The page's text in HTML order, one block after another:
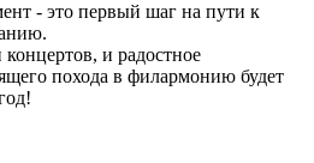
- это первый шаг на пути к
и радостное
похода в филармонию будет